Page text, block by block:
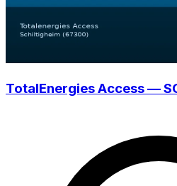
TotalEnergies Access —